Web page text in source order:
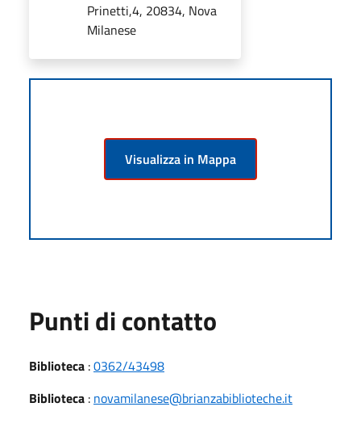
Prinetti,4, 20834, Nova
Milanese
Visualizza in Mappa
Punti di contatto
Biblioteca :0362/43498
Biblioteca : novamilanese@brianzabiblioteche.it